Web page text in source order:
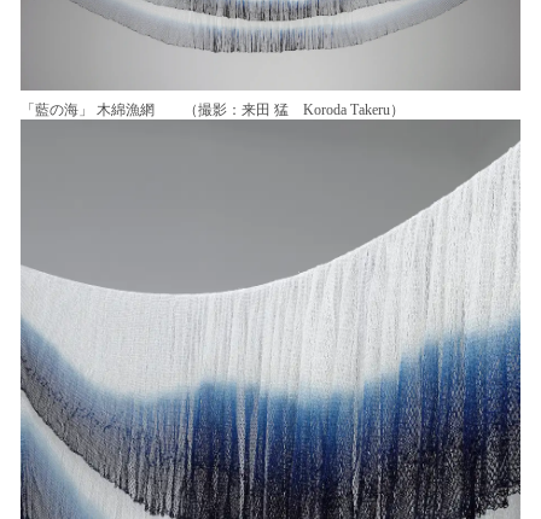
「藍の海」 木綿漁網 （撮影：来田 猛 Koroda Takeru）